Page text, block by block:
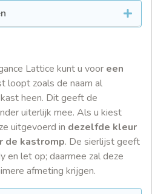
Lattice kunt u voor een
loopt zoals de naam al
heen. Dit geeft de
uiterlijk mee. Als u kiest
uitgevoerd in dezelfde kleur
de kastromp. De sierlijst geeft
en let op; daarmee zal deze
afmeting krijgen.